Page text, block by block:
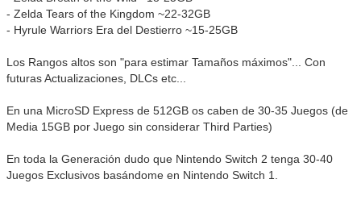
- Zelda Tears of the Kingdom ~22-32GB
- Hyrule Warriors Era del Destierro ~15-25GB
Los Rangos altos son "para estimar Tamaños máximos"... Con
futuras Actualizaciones, DLCs etc...
En una MicroSD Express de 512GB os caben de 30-35 Juegos (de
Media 15GB por Juego sin considerar Third Parties)
En toda la Generación dudo que Nintendo Switch 2 tenga 30-40
Juegos Exclusivos basándome en Nintendo Switch 1.